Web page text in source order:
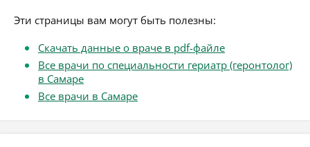
Эти страницы вам могут быть полезны:
Скачать данные о враче в pdf-файле
Все врачи по специальности гериатр (геронтолог)
в Самаре
Все врачи в Самаре